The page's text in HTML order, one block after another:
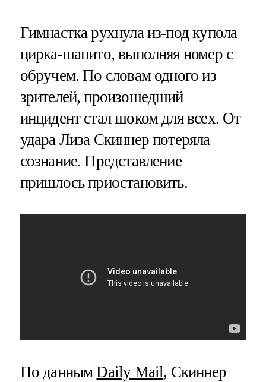
Гимнастка рухнула из-под купола
цирка-шапито, выполняя номер с
обручем. По словам одного из
зрителей, произошедший
инцидент стал шоком для всех. От
удара Лиза Скиннер потеряла
сознание. Представление
пришлось приостановить.
По даннымDaily Mail, Скиннер